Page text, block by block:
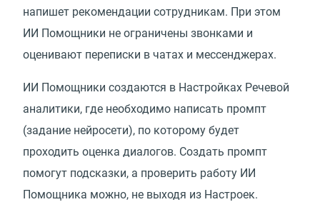
напишет рекомендации сотрудникам. При этом
ИИ Помощники не ограничены звонками и
оценивают переписки в чатах и мессенджерах.
ИИ Помощники создаются в Настройках Речевой
аналитики, где необходимо написать промпт
(задание нейросети), по которому будет
проходить оценка диалогов. Создать промпт
помогут подсказки, а проверить работу ИИ
Помощника можно, не выходя из Настроек.